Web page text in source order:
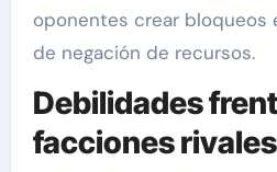
oponentes crear
de negación de recursos.
Debilidades
facciones rivales